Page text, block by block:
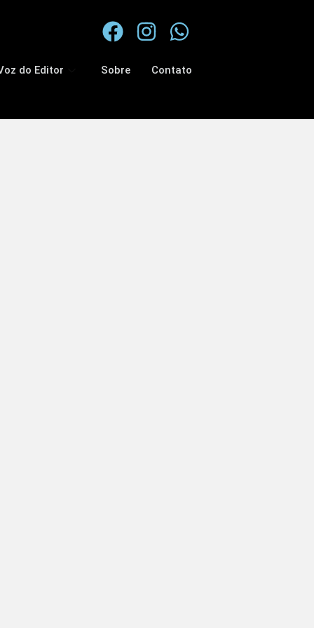
do Editor Sobre Contato